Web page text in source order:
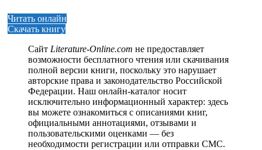
Читать онлайн
Скачать книгу
Сайт Literature-Online.com не предоставляет
возможности бесплатного чтения или скачивания
полной версии книги, поскольку это нарушает
авторские права и законодательство Российской
Федерации. Наш онлайн-каталог носит
исключительно информационный характер: здесь
вы можете ознакомиться с описаниями книг,
официальными аннотациями, отзывами и
пользовательскими оценками — без
необходимости регистрации или отправки СМС.